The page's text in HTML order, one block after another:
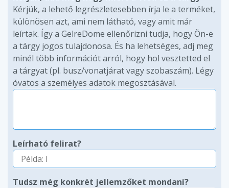
Kérjük, a lehető legrészletesebben írja le a terméket,
különösen azt, ami nem látható, vagy amit már
leírtak. Így a GelreDome ellenőrizni tudja, hogy Ön-e
a tárgy jogos tulajdonosa. És ha lehetséges, adj meg
minél több információt arról, hogy hol vesztetted el
a tárgyat (pl. busz/vonatjárat vagy szobaszám). Légy
óvatos a személyes adatok megosztásával.
Leírható felirat?
Tudsz még konkrét jellemzőket mondani?